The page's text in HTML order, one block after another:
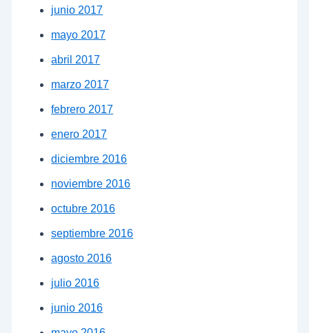
junio 2017
mayo 2017
abril 2017
marzo 2017
febrero 2017
enero 2017
diciembre 2016
noviembre 2016
octubre 2016
septiembre 2016
agosto 2016
julio 2016
junio 2016